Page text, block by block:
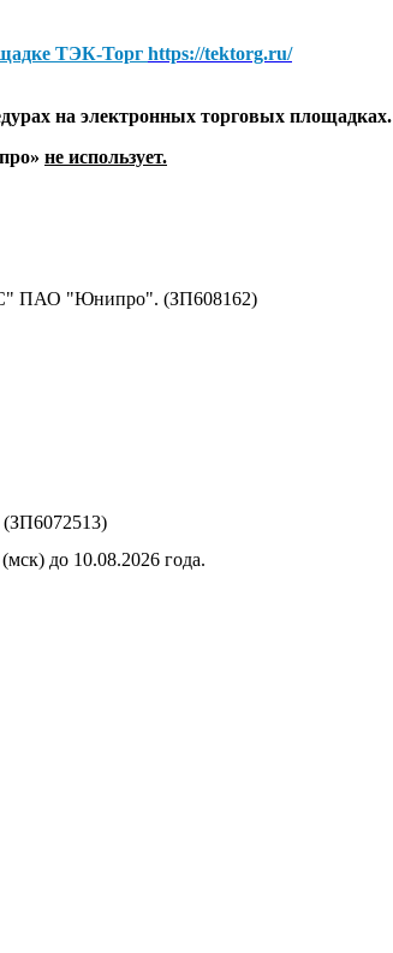
ТЭК-Торг https://tektorg.ru/
на электронных торговых площадках.
не использует.
ПАО "Юнипро". (ЗП608162)
(ЗП6072513)
до 10.08.2026 года.